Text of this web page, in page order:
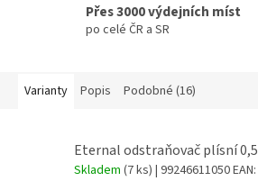
Přes 3000 výdejních míst
po celé ČR a SR
Varianty Popis Podobné (16)
Eternal odstraňovač plísní
Skladem (7 ks) | 99246611050EAN: